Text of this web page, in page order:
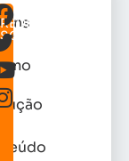
REDES
SOCIAIS